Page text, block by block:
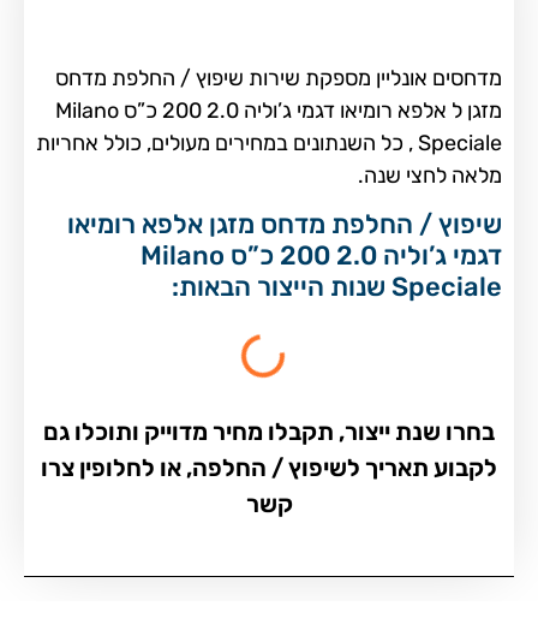
מדחסים אונליין מספקת שירות שיפוץ / החלפת מדחס
מזגן ל אלפא רומיאו דגמי ג’וליה 2.0 200 כ”ס Milano
Speciale , כל השנתונים במחירים מעולים, כולל אחריות
מלאה לחצי שנה.
שיפוץ / החלפת מדחס מזגן אלפא רומיאו
דגמי ג’וליה 2.0 200 כ”ס Milano
Speciale שנות הייצור הבאות:
בחרו שנת ייצור, תקבלו מחיר מדוייק ותוכלו גם
לקבוע תאריך לשיפוץ / החלפה, או לחלופין צרו
קשר